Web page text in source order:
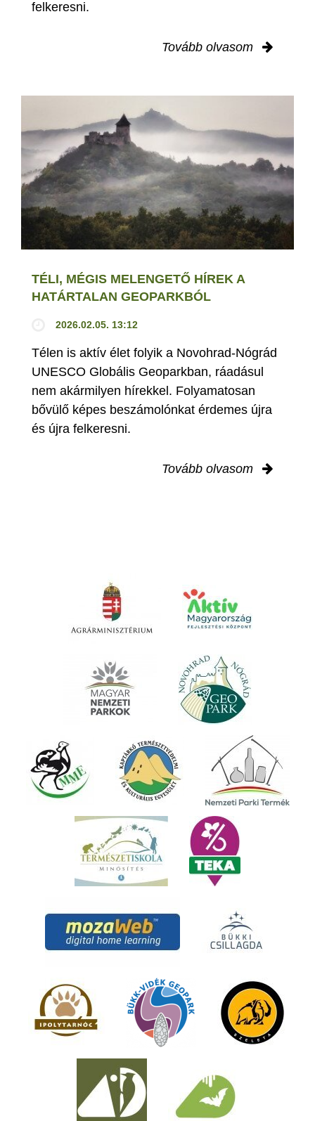
felkeresni.
Tovább olvasom
TÉLI, MÉGIS MELENGETŐ HÍREK A
HATÁRTALAN GEOPARKBÓL
2026.02.05. 13:12
Télen is aktív élet folyik a Novohrad-Nógrád
UNESCO Globális Geoparkban, ráadásul
nem akármilyen hírekkel. Folyamatosan
bővülő képes beszámolónkat érdemes újra
és újra felkeresni.
Tovább olvasom